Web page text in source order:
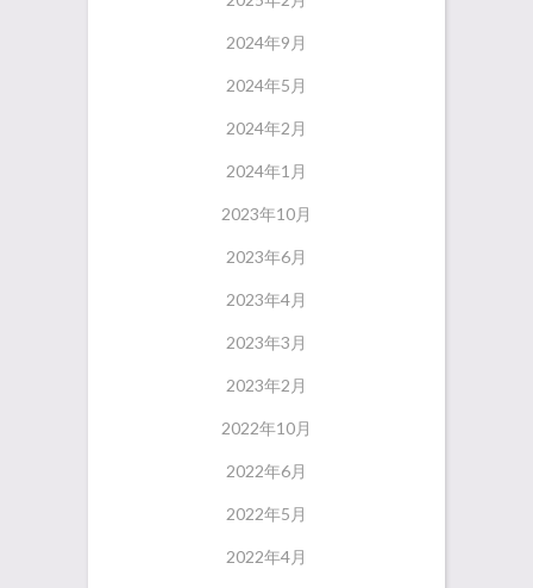
2024年9月
2024年5月
2024年2月
2024年1月
2023年10月
2023年6月
2023年4月
2023年3月
2023年2月
2022年10月
2022年6月
2022年5月
2022年4月